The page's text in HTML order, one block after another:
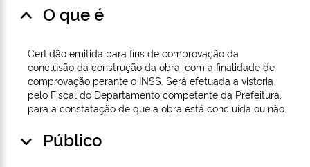
O que é
Certidão emitida para fins de comprovação da
conclusão da construção da obra, com a finalidade de
comprovação perante o INSS. Será efetuada a vistoria
pelo Fiscal do Departamento competente da Prefeitura,
para a constatação de que a obra está concluída ou não.
Público